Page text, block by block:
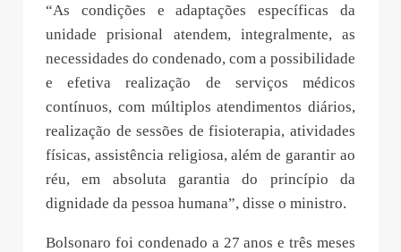
“As condições e adaptações específicas da
unidade prisional atendem, integralmente, as
necessidades do condenado, com a possibilidade
e efetiva realização de serviços médicos
contínuos, com múltiplos atendimentos diários,
realização de sessões de fisioterapia, atividades
físicas, assistência religiosa, além de garantir ao
réu, em absoluta garantia do princípio da
dignidade da pessoa humana”, disse o ministro.
Bolsonaro foi condenado a 27 anos e três meses